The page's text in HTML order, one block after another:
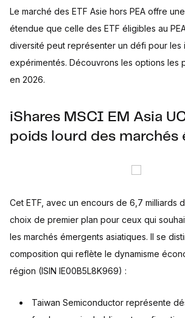
Le marché des ETF Asie hors PEA offre
étendue que celle des ETF éligibles au
diversité peut représenter un défi pour les
expérimentés. Découvrons les options les
en 2026.
iShares MSCI EM Asia
poids lourd des marchés
Cet ETF, avec un encours de 6,7 milliards
choix de premier plan pour ceux qui
les marchés émergents asiatiques. Il se
composition qui reflète le dynamisme
région (ISIN IE00B5L8K969) :
Taiwan Semiconductor représente